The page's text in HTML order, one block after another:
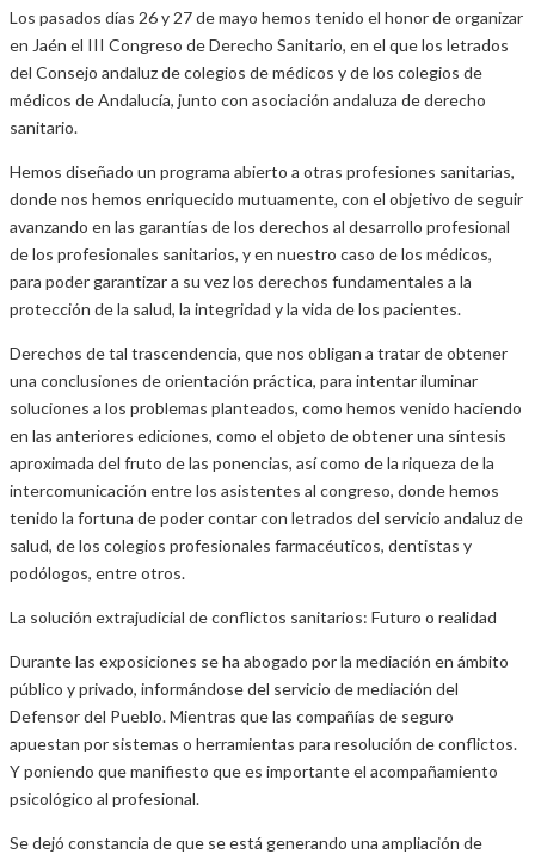
Los pasados días 26 y 27 de mayo hemos tenido el honor de organizar
en Jaén el III Congreso de Derecho Sanitario, en el que los letrados
del Consejo andaluz de colegios de médicos y de los colegios de
médicos de Andalucía, junto con asociación andaluza de derecho
sanitario.
Hemos diseñado un programa abierto a otras profesiones sanitarias,
donde nos hemos enriquecido mutuamente, con el objetivo de seguir
avanzando en las garantías de los derechos al desarrollo profesional
de los profesionales sanitarios, y en nuestro caso de los médicos,
para poder garantizar a su vez los derechos fundamentales a la
protección de la salud, la integridad y la vida de los pacientes.
Derechos de tal trascendencia, que nos obligan a tratar de obtener
una conclusiones de orientación práctica, para intentar iluminar
soluciones a los problemas planteados, como hemos venido haciendo
en las anteriores ediciones, como el objeto de obtener una síntesis
aproximada del fruto de las ponencias, así como de la riqueza de la
intercomunicación entre los asistentes al congreso, donde hemos
tenido la fortuna de poder contar con letrados del servicio andaluz de
salud, de los colegios profesionales farmacéuticos, dentistas y
podólogos, entre otros.
La solución extrajudicial de conflictos sanitarios: Futuro o realidad
Durante las exposiciones se ha abogado por la mediación en ámbito
público y privado, informándose del servicio de mediación del
Defensor del Pueblo. Mientras que las compañías de seguro
apuestan por sistemas o herramientas para resolución de conflictos.
Y poniendo que manifiesto que es importante el acompañamiento
psicológico al profesional.
Se dejó constancia de que se está generando una ampliación de